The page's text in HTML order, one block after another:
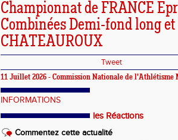
Championnat de FRANCE
Combinées Demi-fond long
CHATEAUROUX
Tweet
11 Juillet 2026 - Commission Nationale de l'Athlétisme
INFORMATIONS
les Réactions
Commentez cette actualité